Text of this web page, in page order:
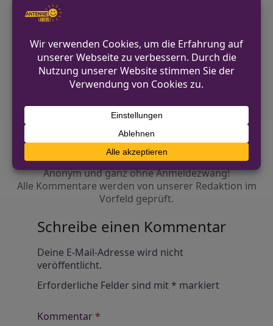
VORHERIGER BEITRAG
Brüggen-Bracht: Fußgänger verstirbt nach
NÄCHSTER BEITRAG
Verkehrsunfall mit zwei Leichtverletzten in
der Hagener Innenstadt
Diskutiere mit!
Anonym und ganz ohne Anmeldezwang!
Alle Kommentare werden von unserer Redaktion im
Vorfeld geprüft.
Schreibe einen Kommentar
Deine E-Mail-Adresse wird nicht
veröffentlicht.
Erforderliche Felder sind mit* markiert
Kommentar*